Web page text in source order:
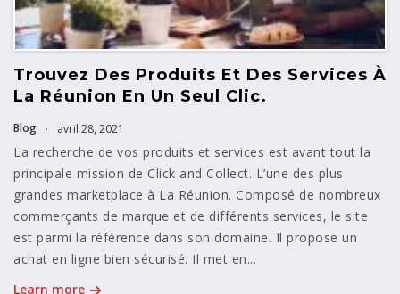
Trouvez Des Produits Et Des Services À
La Réunion En Un Seul Clic.
Blog avril 28, 2021
La recherche de vos produits et services est avant tout la
principale mission de Click and Collect. L’une des plus
grandes marketplace à La Réunion. Composé de nombreux
commerçants de marque et de différents services, le site
est parmi la référence dans son domaine. Il propose un
achat en ligne bien sécurisé. Il met en...
Learn more